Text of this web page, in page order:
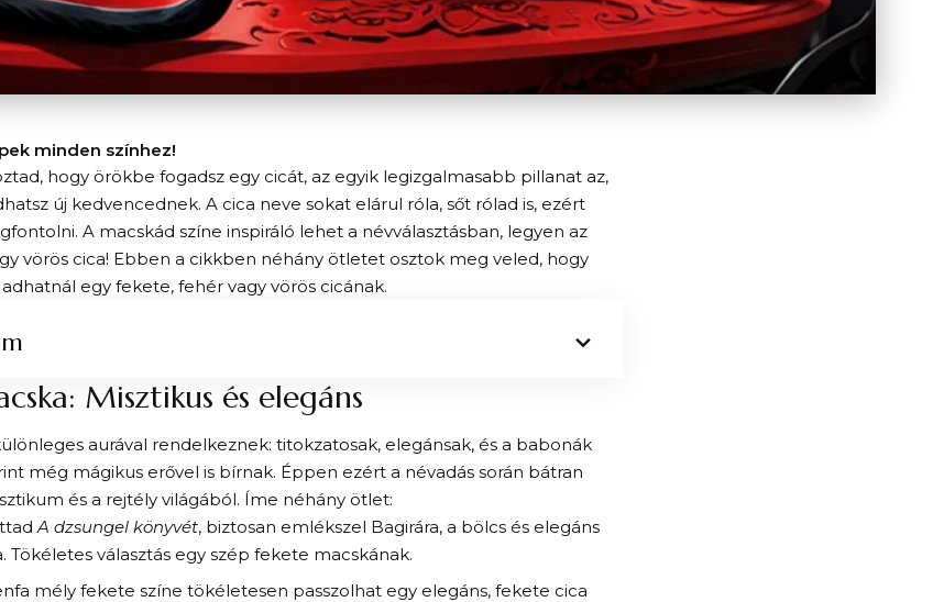
minden színhez!
hogy örökbe fogadsz egy cicát, az egyik legizgalmasabb pillanat az,
új kedvencednek. A cica neve sokat elárul róla, sőt rólad is, ezért
A macskád színe inspiráló lehet a névválasztásban, legyen az
vörös cica! Ebben a cikkben néhány ötletet osztok meg veled, hogy
egy fekete, fehér vagy vörös cicának.
Misztikus és elegáns
aurával rendelkeznek: titokzatosak, elegánsak, és a babonák
még mágikus erővel is bírnak. Éppen ezért a névadás során bátran
és a rejtély világából. Íme néhány ötlet:
A dzsungel könyvét, biztosan emlékszel Bagirára, a bölcs és elegáns
Tökéletes választás egy szép fekete macskának.
mély fekete színe tökéletesen passzolhat egy elegáns, fekete cica